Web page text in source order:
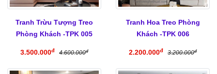
Tranh Trừu Tượng Treo
Phòng Khách -TPK 005
3.500.000đ 4.600.000đ
Tranh Hoa Treo Phòng
Khách -TPK 006
2.200.000đ 3.200.000đ